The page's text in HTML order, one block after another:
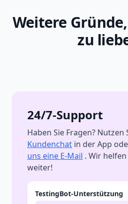
Weitere
zu
24/7-Support
Haben Sie Fragen? Nutzen
Kundenchat in der App
uns eine E-Mail . Wir
weiter!
TestingBot-Unterstützung